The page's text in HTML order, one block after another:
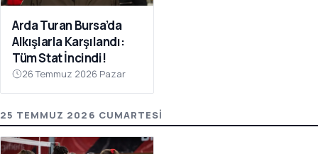
Arda Turan Bursa’da
Alkışlarla Karşılandı:
Tüm Stat İncindi!
26 Temmuz 2026 Pazar
25 TEMMUZ 2026 CUMARTESI